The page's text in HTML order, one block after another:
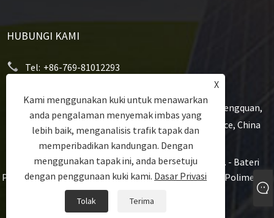
HUBUNGI KAMI
Tel: +86-769-81012293
Alamat: 12# Sanjiang Industry Road, Komuniti Hengquan,
Hengli Town, Dongguan City, Guangdong Province, China
Hak Cipta © 2022 Dongguan Encore Energy Co.,Ltd. - Bateri
Polimer Li, Bateri Prismatik Polimer Li, Bateri Silinder Polimer Li -
Hak Cipta Terpelihara.
X
Kami menggunakan kuki untuk menawarkan
anda pengalaman menyemak imbas yang
lebih baik, menganalisis trafik tapak dan
memperibadikan kandungan. Dengan
menggunakan tapak ini, anda bersetuju
dengan penggunaan kuki kami. Dasar Privasi
Tolak Terima